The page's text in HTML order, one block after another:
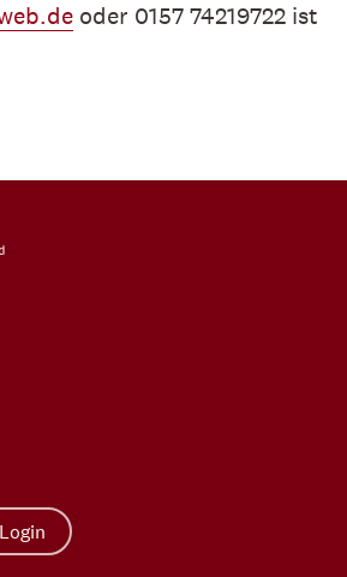
oder 0157 74219722 ist
Login